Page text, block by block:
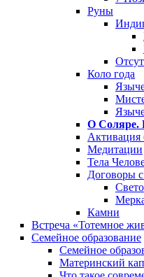
Руны
Коло года
О Соляре.
Активация
Медитации
Тела
Договоры
Камни
Встреча «Тотемное
Семейное образование
Семейное
Материнский